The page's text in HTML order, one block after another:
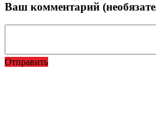
Ваш комментарий
Отправить